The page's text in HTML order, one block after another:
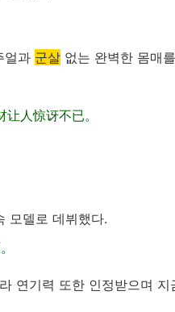
얼과 군살 없는 완벽한 몸매
人惊讶不已。
모델로 데뷔했다.
연기력 또한 인정받으며 지